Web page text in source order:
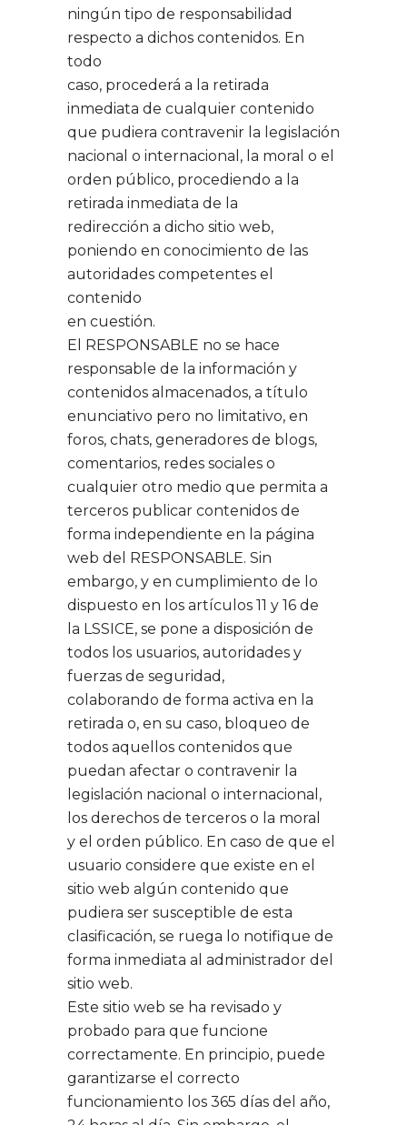
ningún tipo de responsabilidad
respecto a dichos contenidos. En
todo
caso, procederá a la retirada
inmediata de cualquier contenido
que pudiera contravenir la legislación
nacional o internacional, la moral o el
orden público, procediendo a la
retirada inmediata de la
redirección a dicho sitio web,
poniendo en conocimiento de las
autoridades competentes el
contenido
en cuestión.
El RESPONSABLE no se hace
responsable de la información y
contenidos almacenados, a título
enunciativo pero no limitativo, en
foros, chats, generadores de blogs,
comentarios, redes sociales o
cualquier otro medio que permita a
terceros publicar contenidos de
forma independiente en la página
web del RESPONSABLE. Sin
embargo, y en cumplimiento de lo
dispuesto en los artículos 11 y 16 de
la LSSICE, se pone a disposición de
todos los usuarios, autoridades y
fuerzas de seguridad,
colaborando de forma activa en la
retirada o, en su caso, bloqueo de
todos aquellos contenidos que
puedan afectar o contravenir la
legislación nacional o internacional,
los derechos de terceros o la moral
y el orden público. En caso de que el
usuario considere que existe en el
sitio web algún contenido que
pudiera ser susceptible de esta
clasificación, se ruega lo notifique de
forma inmediata al administrador del
sitio web.
Este sitio web se ha revisado y
probado para que funcione
correctamente. En principio, puede
garantizarse el correcto
funcionamiento los 365 días del año,